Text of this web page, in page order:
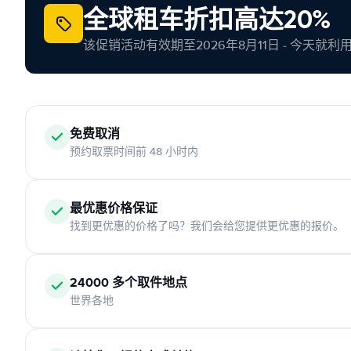
全球租车折扣高达20%
该促销活动有效期至2026年8月11日 - 今天就利用
免费取消
预约取票时间前 48 小时内
最优惠价格保证
找到更优惠的价格了吗？我们会给您提供更优惠的报价。
24000 多个取件地点
世界各地